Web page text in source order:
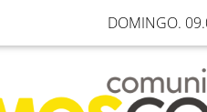
DOMINGO.